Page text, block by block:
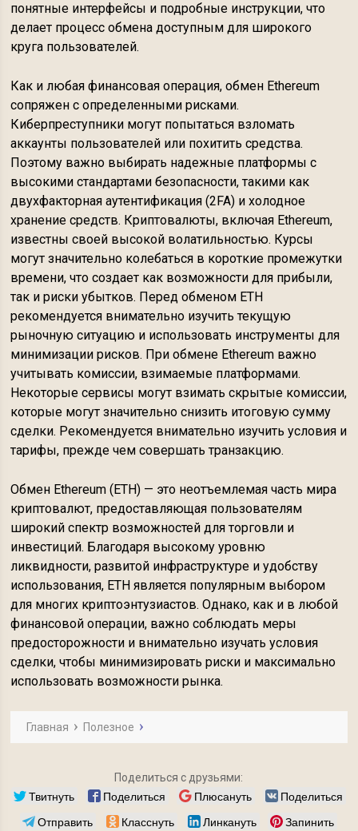
понятные интерфейсы и подробные инструкции, что
делает процесс обмена доступным для широкого
круга пользователей.
Как и любая финансовая операция, обмен Ethereum
сопряжен с определенными рисками.
Киберпреступники могут попытаться взломать
аккаунты пользователей или похитить средства.
Поэтому важно выбирать надежные платформы с
высокими стандартами безопасности, такими как
двухфакторная аутентификация (2FA) и холодное
хранение средств. Криптовалюты, включая Ethereum,
известны своей высокой волатильностью. Курсы
могут значительно колебаться в короткие промежутки
времени, что создает как возможности для прибыли,
так и риски убытков. Перед обменом ETH
рекомендуется внимательно изучить текущую
рыночную ситуацию и использовать инструменты для
минимизации рисков. При обмене Ethereum важно
учитывать комиссии, взимаемые платформами.
Некоторые сервисы могут взимать скрытые комиссии,
которые могут значительно снизить итоговую сумму
сделки. Рекомендуется внимательно изучить условия и
тарифы, прежде чем совершать транзакцию.
Обмен Ethereum (ETH) — это неотъемлемая часть мира
криптовалют, предоставляющая пользователям
широкий спектр возможностей для торговли и
инвестиций. Благодаря высокому уровню
ликвидности, развитой инфраструктуре и удобству
использования, ETH является популярным выбором
для многих криптоэнтузиастов. Однако, как и в любой
финансовой операции, важно соблюдать меры
предосторожности и внимательно изучать условия
сделки, чтобы минимизировать риски и максимально
использовать возможности рынка.
Главная Полезное
Поделиться с друзьями:
Твитнуть Поделиться Плюсануть
Поделиться
Отправить
Класснуть Линкануть Запинить